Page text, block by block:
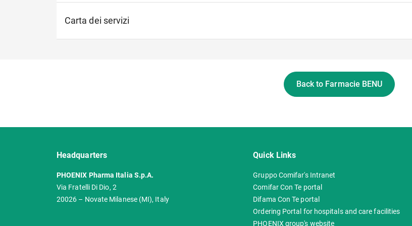
Carta dei servizi
Back to Farmacie BENU
Headquarters
PHOENIX Pharma Italia S.p.A.
Via Fratelli Di Dio, 2
20026 – Novate Milanese (MI), Italy
Quick Links
Gruppo Comifar's Intranet
Comifar Con Te portal
Difama Con Te portal
Ordering Portal for hospitals and care facilities
PHOENIX group's website